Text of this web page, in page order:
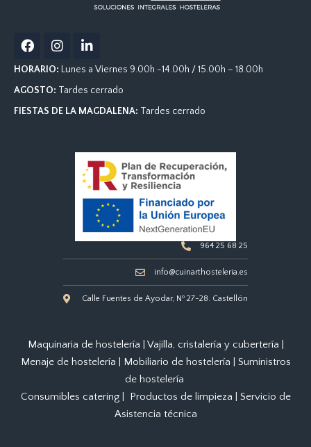
F
a
c
b
o
o
I
n
s
a
g
r
i
n
e
d
i
i
n
HORARIO: Lunes a Viernes 9.00h -14.00h / 15.00h – 18.00h
AGOSTO: Tardes cerrado
FIESTAS DE LA MAGDALENA: Tardes cerrado
964 25 68 25
info@cuinarthosteleria.es
Calle Fuentes de Ayodar, Nº 27-28. Castellón
Maquinaria de hostelería Vajilla, cristalería y cubertería
Menaje de hostelería
Mobiliario de hostelería
Suministros
de hostelería
Consumibles catering| Productos de limpieza
Servicio de
Asistencia técnica